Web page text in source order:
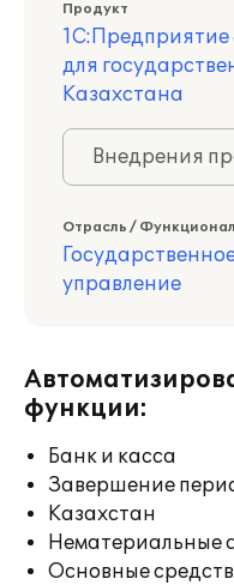
Продукт
1С:Предприятие
для
Казахстана
Внедрения
Отрасль /
управление
функции:
Банк и касса
Завершение
Казахстан
Нематериальные
Основные